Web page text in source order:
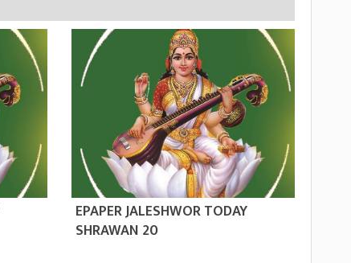
EPAPER JALESHWOR TODAY
SHRAWAN 20